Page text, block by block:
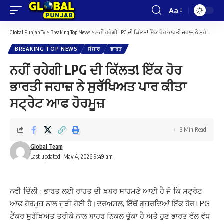
Font
Resizer
Aa
Global Punjab Tv > Breaking Top News > ਨਹੀਂ ਰਹੇਗੀ LPG ਦੀ ਕਿੱਲਤ! ਇੱਕ ਹੋਰ ਭਾਰਤੀ ਜਹਾਜ਼ ਨੇ ਸੁਰੱਖਿਅਤ ਪਾਰ ਕੀਤਾ ਸਟ੍ਰੇਟ ਆਫ ਹੋਰਮੂਜ਼
BREAKING TOP NEWS ਸੰਸਾਰ ਭਾਰਤ
ਨਹੀਂ ਰਹੇਗੀ LPG ਦੀ ਕਿੱਲਤ! ਇੱਕ ਹੋਰ
ਭਾਰਤੀ ਜਹਾਜ਼ ਨੇ ਸੁਰੱਖਿਅਤ ਪਾਰ ਕੀਤਾ
ਸਟ੍ਰੇਟ ਆਫ ਹੋਰਮੂਜ਼
Last updated: May 4, 2026 9:49 am
Global Team
3 Min Read
ਨਵੀ ਦਿੱਲੀ : ਭਾਰਤ ਲਈ ਰਾਹਤ ਦੀ ਖ਼ਬਰ ਸਾਹਮਣੇ ਆਈ ਹੈ ਜੋ ਕਿ ਸਟ੍ਰੇਟ
ਆਫ ਹੋਰਮੂਜ਼ ਨਾਲ ਜੁੜੀ ਹੋਈ ਹੈ।ਦਰਅਸਲ, ਇੱਥੋਂ ਗੁਜ਼ਰਦਿਆਂ ਇੱਕ ਹੋਰ LPG
ਟੈਂਕਰ ਸੁਰੱਖਿਅਤ ਤਰੀਕੇ ਨਾਲ ਬਾਹਰ ਨਿਕਲ ਚੁੱਕਾ ਹੈ ਅਤੇ ਹੁਣ ਭਾਰਤ ਵੱਲ ਵੱਧ